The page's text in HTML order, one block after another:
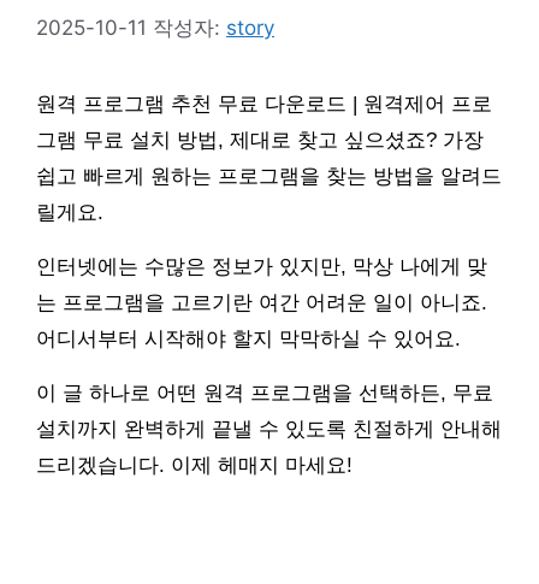
2025-10-11 작성자: story
원격 프로그램 추천 무료 다운로드 | 원격제어 프로
그램 무료 설치 방법, 제대로 찾고 싶으셨죠? 가장
쉽고 빠르게 원하는 프로그램을 찾는 방법을 알려드
릴게요.
인터넷에는 수많은 정보가 있지만, 막상 나에게 맞
는 프로그램을 고르기란 여간 어려운 일이 아니죠.
어디서부터 시작해야 할지 막막하실 수 있어요.
이 글 하나로 어떤 원격 프로그램을 선택하든, 무료
설치까지 완벽하게 끝낼 수 있도록 친절하게 안내해
드리겠습니다. 이제 헤매지 마세요!